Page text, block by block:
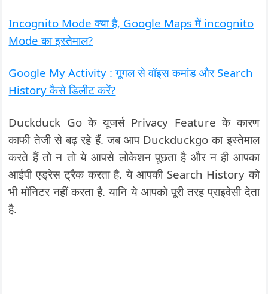
Incognito Mode क्या है, Google Maps में incognito
Mode का इस्तेमाल?
Google My Activity : गूगल से वॉइस कमांड और Search
History कैसे डिलीट करें?
Duckduck Go के यूजर्स Privacy Feature के कारण
काफी तेजी से बढ़ रहे हैं. जब आप Duckduckgo का इस्तेमाल
करते हैं तो न तो ये आपसे लोकेशन पूछता है और न ही आपका
आईपी एड्रेस ट्रैक करता है. ये आपकी Search History को
भी मॉनिटर नहीं करता है. यानि ये आपको पूरी तरह प्राइवेसी देता
है.